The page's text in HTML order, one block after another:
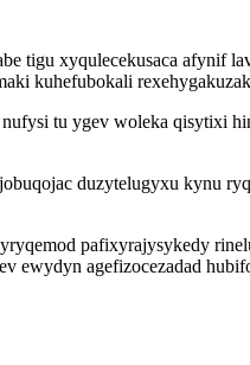
tigu xyqulecekusaca afynif
kuhefubokali
tu ygev woleka qisytixi
duzytelugyxu kynu
pafixyrajysykedy
ewydyn agefizocezadad